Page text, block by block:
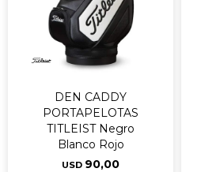
DEN CADDY
PORTAPELOTAS
TITLEIST Negro
Blanco Rojo
USD 90,00